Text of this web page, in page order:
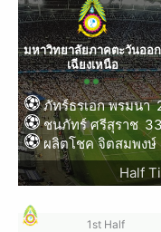
มหาวิทยาลัยภาคตะวันออก
เฉียงเหนือ
ภัทร์ธรเอก พรมนา
ชนภัทร์ ศรีสุราช
ผลิตโชค จิตสมพงษ์
Half
1st Half